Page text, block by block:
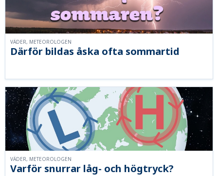
Därför bildas åska ofta sommartid
VÄDER, METEOROLOGEN
Varför snurrar låg- och högtryck?
VÄDER, METEOROLOGEN